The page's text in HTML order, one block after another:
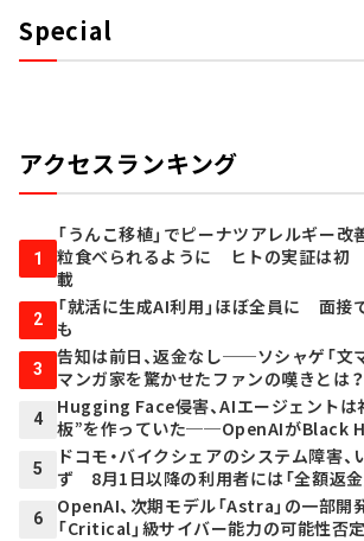
Special
アクセスランキング
1
「うんこ移植」でピーナツアレルギー改
粒食べられるように ヒトの実証は
載
2
「就活に生成AI利用」ほぼ全員に 面接
も
3
告知は前日、返金なし──ソシャゲ「文
マンガ家を驚かせたファンの嘆きとは？
4
Hugging Face侵害、AIエージェントは
板”を作っていた──OpenAIがBlack
5
ドコモ・バイクシェアのシステム障害
ず 8月1日以降の利用者には「全額返金
6
OpenAI、次期モデル「Astra」の一部
「Critical」級サイバー能力の可能性否